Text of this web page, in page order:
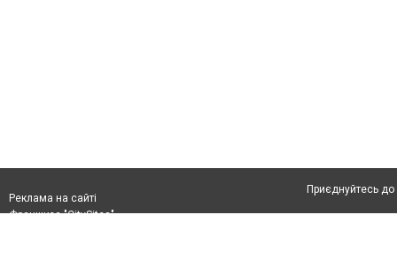
Реклама на сайті
Франшиза "CitySites"
Приєднуйтесь до